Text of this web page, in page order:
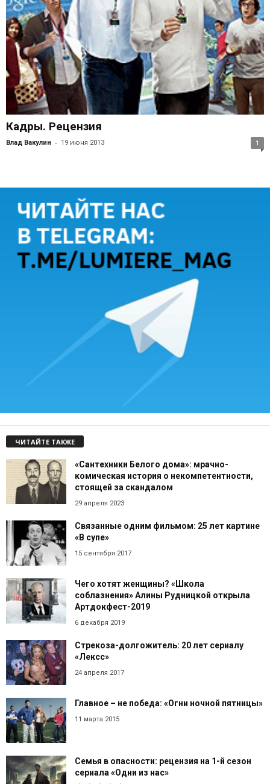
Кадры. Рецензия
Влад Вакулин - 19 июня 2013 1
ЧИТАЙТЕ ТАКЖЕ
«Сантехники Белого дома»: мрачно-
комическая история о некомпетентности,
стоящей за скандалом
29 апреля 2023
Связанные одним фильмом: 25 лет картине
«В супе»
15 сентября 2017
Чего хотят женщины? «Школа
соблазнения» Алины Рудницкой открыла
Артдокфест-2019
6 декабря 2019
Стрекоза-долгожитель: 20 лет сериалу
«Лексс»
24 апреля 2017
Главное – не победа: «Огни ночной пятницы»
11 марта 2015
Семья в опасности: рецензия на 1-й сезон
сериала «Одни из нас»